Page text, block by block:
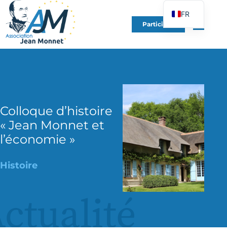
Participer
Colloque d’histoire
« Jean Monnet et
l’économie »
Histoire
FR
EN
DE
PT
PL
UK